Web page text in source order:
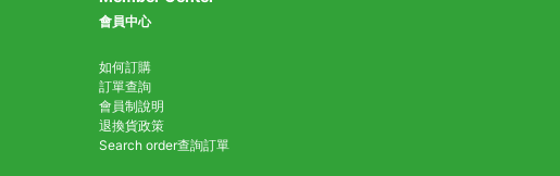
會員中心
如何訂購
訂單查詢
會員制說明
退換貨政策
Search order查詢訂單